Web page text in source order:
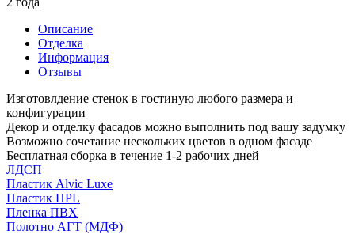
Описание
Отделка
Информация
Отзывы
Изготовлдение стенок в гостиную любого размера и
конфигурации
Декор и отделку фасадов можно выполнить под вашу задумку
Возможно сочетание нескольких цветов в одном фасаде
Бесплатная сборка в течение 1-2 рабочих дней
ЛДСП
Пластик Alvic Luxe
Пластик HPL
Пленка ПВХ
Полотно АГТ (МДФ)